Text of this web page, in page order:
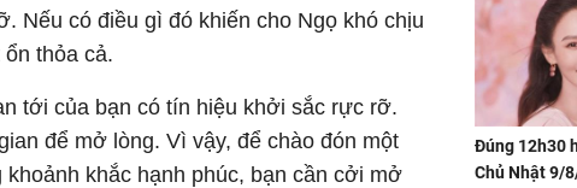
Nếu có điều gì đó khiến cho Ngọ khó chịu
thỏa cả.
tới của bạn có tín hiệu khởi sắc rực rỡ.
để mở lòng. Vì vậy, để chào đón một
khắc hạnh phúc, bạn cần cởi mở
Đúng 12h30
Chủ Nhật 9/